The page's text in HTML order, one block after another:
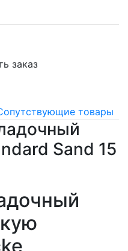
заказ
товары
Sand 15